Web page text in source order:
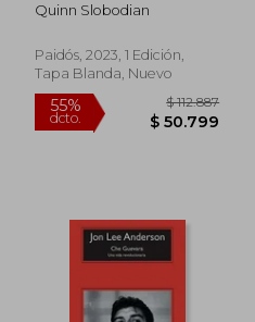
Quinn Slobodian
Paidós, 2023, 1 Edición,
Tapa Blanda, Nuevo
55%
dcto. $ 50.799